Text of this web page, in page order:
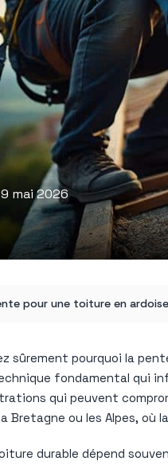
9 mai 2026
pour une toiture en
sûrement pourquoi la
fondamental qui
qui peuvent
Bretagne ou les Alpes,
durable dépend